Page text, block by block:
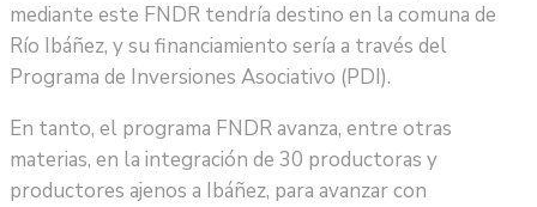
mediante este FNDR tendría destino en la comuna de
Río Ibáñez, y su financiamiento sería a través del
Programa de Inversiones Asociativo (PDI).
En tanto, el programa FNDR avanza, entre otras
materias, en la integración de 30 productoras y
productores ajenos a Ibáñez, para avanzar con